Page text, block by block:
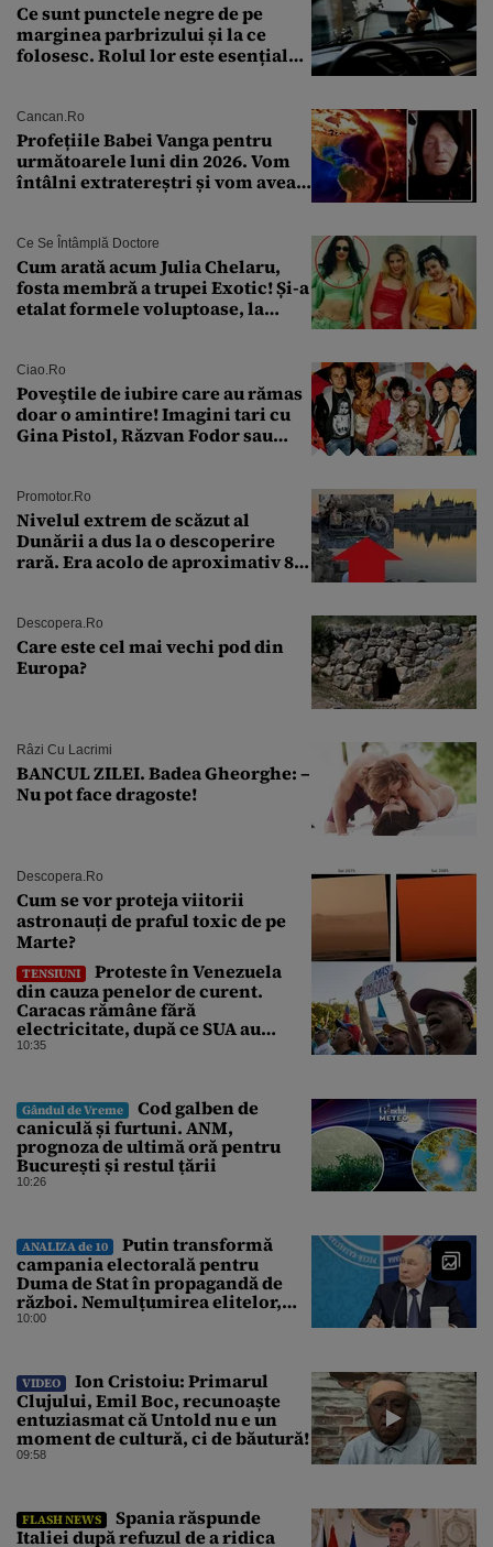
Ce sunt punctele negre de pe
marginea parbrizului și la ce
folosesc. Rolul lor este esențial
Cancan.ro
Profețiile Babei Vanga pentru
următoarele luni din 2026. Vom
întâlni extratereștri și vom avea
Ce Se Întâmplă Doctore
Cum arată acum Julia Chelaru,
fosta membră a trupei Exotic! Și-a
etalat formele voluptoase, la
Ciao.ro
Poveştile de iubire care au rămas
doar o amintire! Imagini tari cu
Gina Pistol, Răzvan Fodor sau
Promotor.ro
Nivelul extrem de scăzut al
Dunării a dus la o descoperire
rară. Era acolo de aproximativ 80
Descopera.ro
Care este cel mai vechi pod din
Europa?
Râzi Cu Lacrimi
BANCUL ZILEI. Badea Gheorghe: –
Nu pot face dragoste!
Descopera.ro
Cum se vor proteja viitorii
astronauți de praful toxic de pe
Marte?
TENSIUNI
Proteste în Venezuela
din cauza penelor de curent.
Caracas rămâne fără
electricitate, după ce SUA au
promis modernizarea rețelei
10:35
Gândul de Vreme
Cod galben de
caniculă și furtuni. ANM,
prognoza de ultimă oră pentru
București și restul țării
10:26
ANALIZA de 10
Putin transformă
campania electorală pentru
Duma de Stat în propagandă de
război. Nemulțumirea elitelor,
tratată cu indiferență la Kremlin
10:00
VIDEO
Ion Cristoiu: Primarul
Clujului, Emil Boc, recunoaște
entuziasmat că Untold nu e un
moment de cultură, ci de băutură!
09:58
FLASH NEWS
Spania răspunde
Italiei după refuzul de a ridica